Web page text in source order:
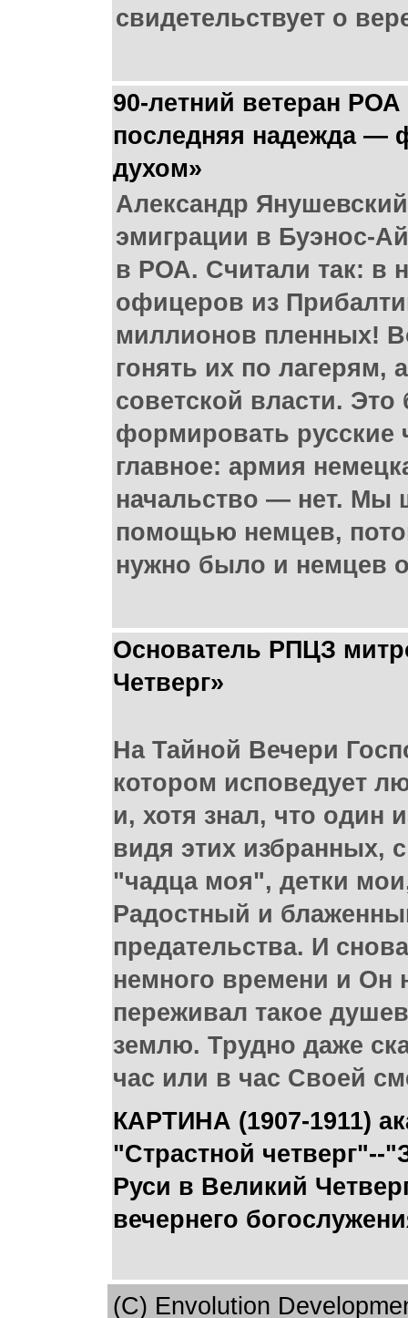
свидетельствует о
90-летний ветеран
последняя надежда —
духом»
Александр
эмиграции в Буэнос-
в РОА. Считали так: в
офицеров из
миллионов пленных!
гонять их по лагерям,
советской власти.
формировать русские
главное: армия
начальство — нет. Мы
помощью немцев,
нужно было и немцев
Основатель РПЦЗ
Четверг»
На Тайной Вечери
котором исповедует
и, хотя знал, что один
видя этих
"чадца моя", детки
Радостный и
предательства. И
немного времени и Он
переживал такое
землю. Трудно даже
час или в час Своей
КАРТИНА (1907-1911)
"Страстной четверг"--
Руси в Великий
вечернего
(C) Envolution